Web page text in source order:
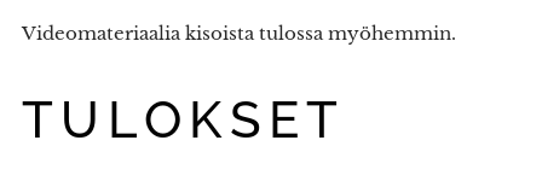
Videomateriaalia kisoista tulossa myöhemmin.
TULOKSET